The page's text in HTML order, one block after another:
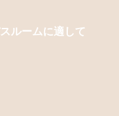
ルームに適して